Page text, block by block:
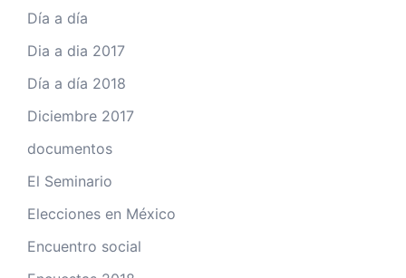
Día a día
Dia a dia 2017
Día a día 2018
Diciembre 2017
documentos
El Seminario
Elecciones en México
Encuentro social